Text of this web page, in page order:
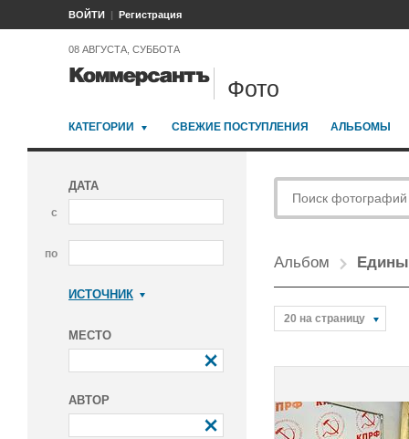
ВОЙТИ Регистрация
08 АВГУСТА, СУББОТА
Фото
КАТЕГОРИИ СВЕЖИЕ ПОСТУПЛЕНИЯ АЛЬБОМЫ
ДАТА
с
по
ИСТОЧНИК
МЕСТО
АВТОР
Альбом
20 на страницу